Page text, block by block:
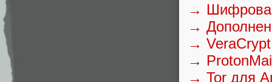
→
→
→
→
→ Tor для